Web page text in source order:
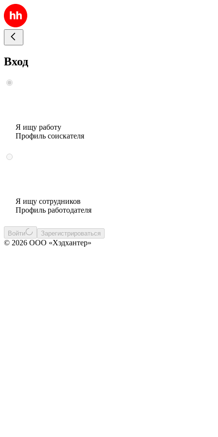
Вход
Я ищу работу
Профиль соискателя
Я ищу сотрудников
Профиль работодателя
Войти Зарегистрироваться
© 2026 ООО «Хэдхантер»